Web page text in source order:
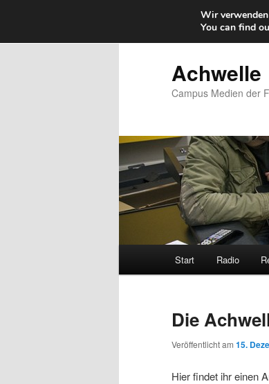
primären
Achwelle
Campus Medien der
Start Radio
Die
Veröffentlicht am 15.
Hier findet ihr einen
Wir
You can find